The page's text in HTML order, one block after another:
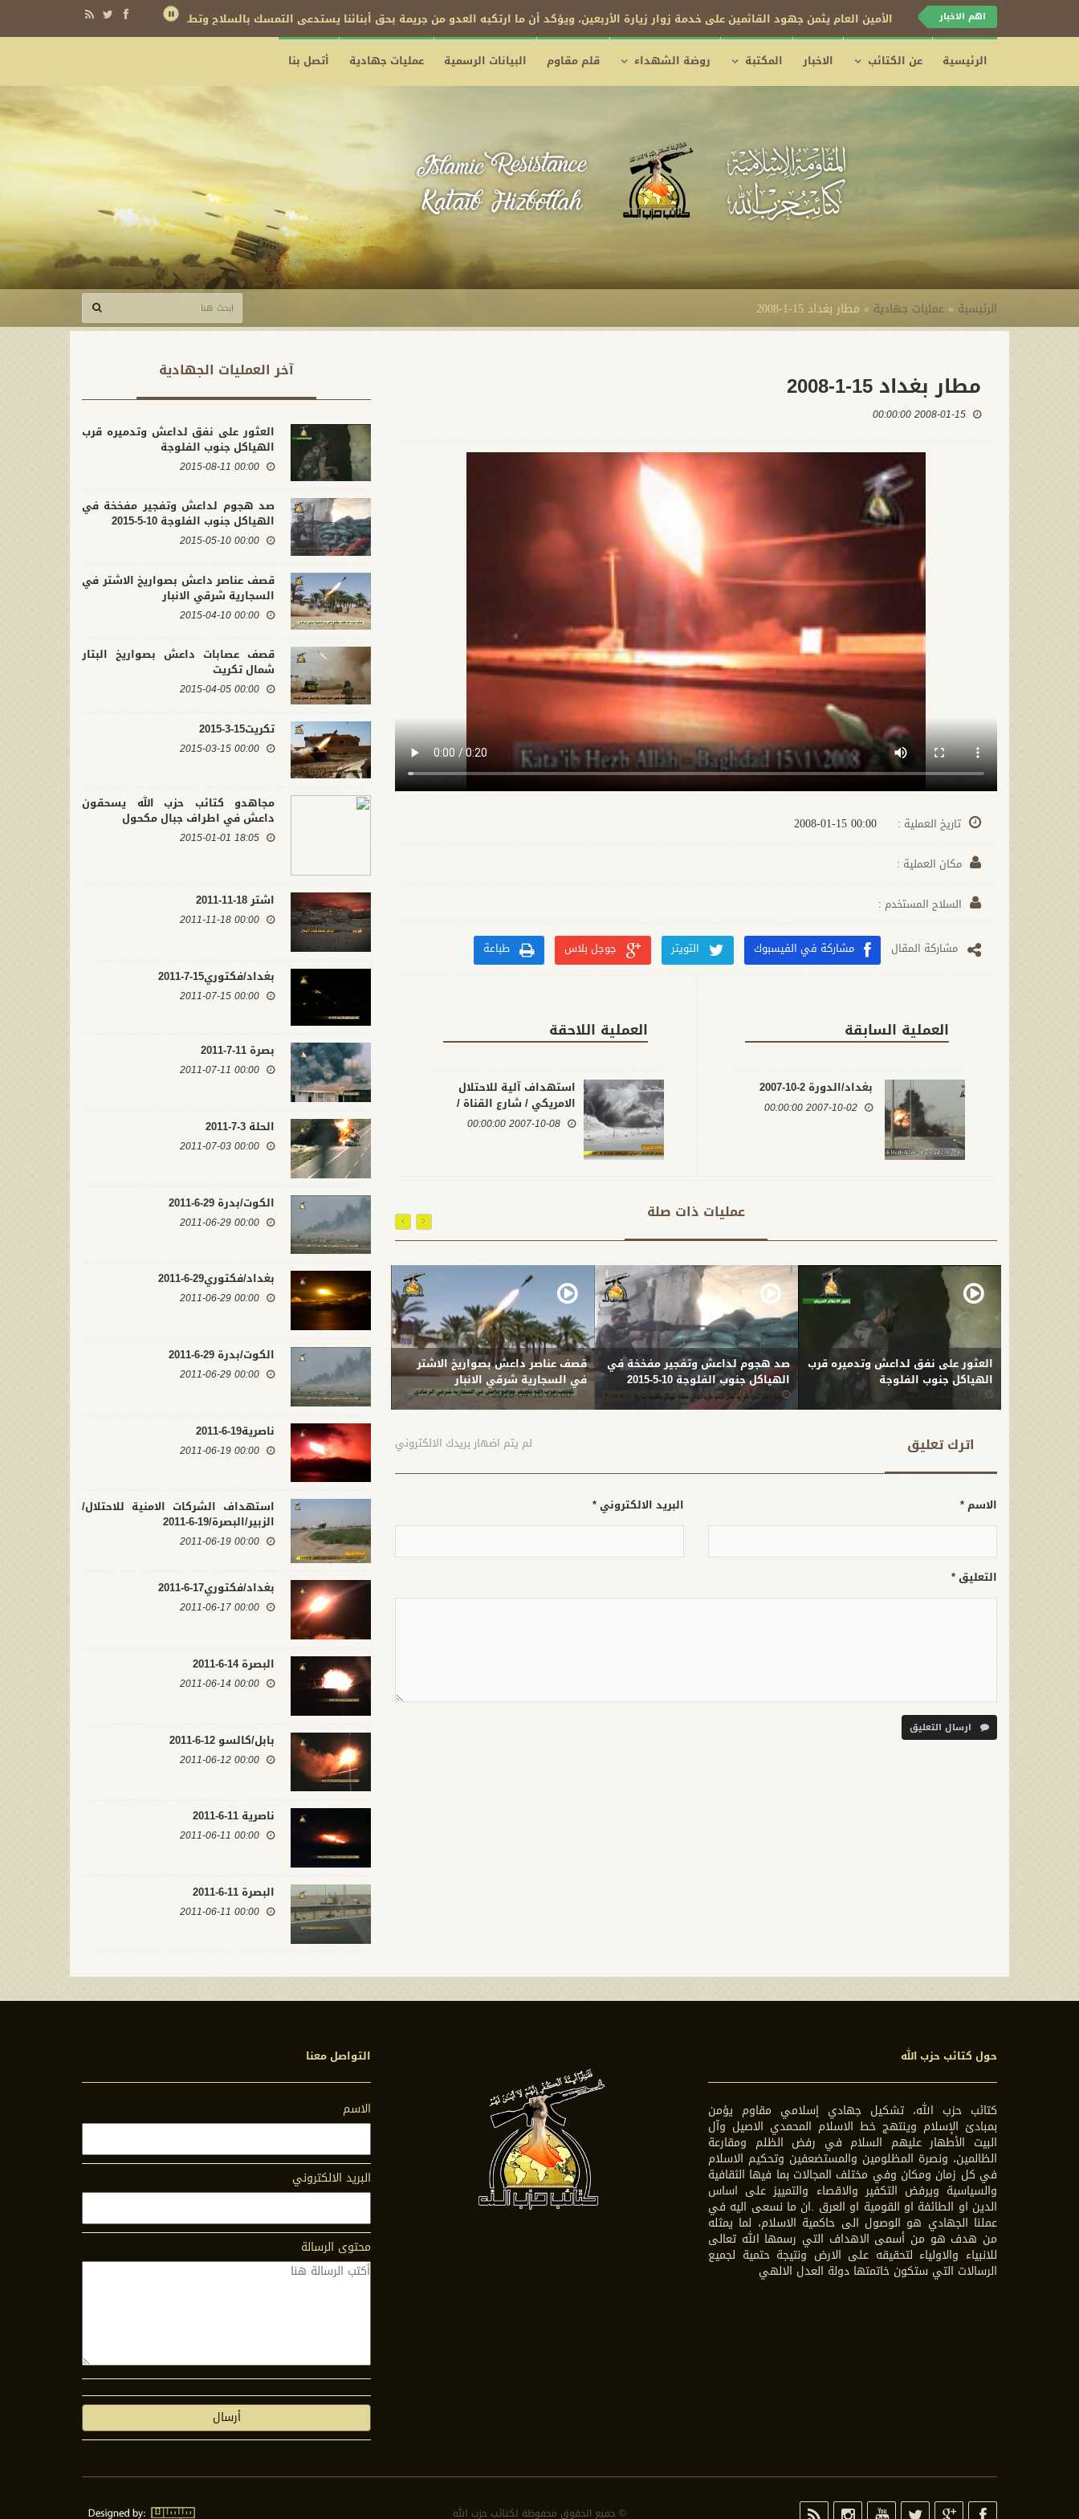
اهم الاخبار الأمين العام يثمن جهود القائمين على خدمة زوار زيارة الأربعين، ويؤكد أن ما ارتكبه العدو من جريمة بحق أبنائنا يستدعي التمسك بالسلاح وتطويره لردع كل من يريد بنا شراً
الرئيسية عن الكتائب الاخبار المكتبة روضة الشهداء قلم مقاوم البيانات الرسمية عمليات جهادية أتصل بنا
الرئيسية » عمليات جهادية » مطار بغداد 15-1-2008
مطار بغداد 15-1-2008
2008-01-15 00:00:00
تاريخ العملية :
مكان العملية :
السلاح المستخدم :
مشارکة المقال مشاركة في الفيسبوك التويتر جوجل بلاس طباعة
العملية السابقة
بغداد/الدورة 2-10-2007
2007-10-02 00:00:00
العملية اللاحقة
استهداف آلية للاحتلال
الامريكي / شارع القناة /
بغداد / 8 - 10 -2007
2007-10-08 00:00:00
عمليات ذات صلة
العثور على نفق لداعش وتدميره قرب
الهياكل جنوب الفلوجة
00:00 2015-08-11
صد هجوم لداعش وتفجير مفخخة في
الهياكل جنوب الفلوجة 10-5-2015
00:00 2015-05-10
قصف عناصر داعش بصواريخ الاشتر
في السجارية شرقي الانبار
00:00 2015-04-10
قصف عصابات داعش بصواريخ البتار
شمال تكريت
00:00 2015-04-05
تكريت15-3-2015
اترك تعلیق لم يتم اضهار بريدك الالكتروني
الاسم * البريد الالكتروني *
التعليق *
ارسال التعليق
آخر العملیات الجهادية
العثور على نفق لداعش وتدميره قرب
الهياكل جنوب الفلوجة
00:00 2015-08-11
صد هجوم لداعش وتفجير مفخخة في
الهياكل جنوب الفلوجة 10-5-2015
00:00 2015-05-10
قصف عناصر داعش بصواريخ الاشتر في
السجارية شرقي الانبار
00:00 2015-04-10
قصف عصابات داعش بصواريخ البتار
شمال تكريت
00:00 2015-04-05
تكريت15-3-2015
00:00 2015-03-15
مجاهدو كتائب حزب الله يسحقون
داعش في اطراف جبال مكحول
18:05 2015-01-01
اشتر 18-11-2011
00:00 2011-11-18
بغداد/فكتوري15-7-2011
00:00 2011-07-15
بصرة 11-7-2011
00:00 2011-07-11
الحلة 3-7-2011
00:00 2011-07-03
الكوت/بدرة 29-6-2011
00:00 2011-06-29
بغداد/فكتوري29-6-2011
00:00 2011-06-29
الكوت/بدرة 29-6-2011
00:00 2011-06-29
ناصرية19-6-2011
00:00 2011-06-19
استهداف الشركات الامنية للاحتلال/
الزبير/البصرة/19-6-2011
00:00 2011-06-19
بغداد/فكتوري17-6-2011
00:00 2011-06-17
البصرة 14-6-2011
00:00 2011-06-14
بابل/كالسو 12-6-2011
00:00 2011-06-12
ناصرية 11-6-2011
00:00 2011-06-11
البصرة 11-6-2011
00:00 2011-06-11
حول كتائب حزب الله
كتائب حزب الله، تشكيل جهادي إسلامي مقاوم يؤمن
بمبادئ الإسلام وينتهج خط الاسلام المحمدي الاصيل وآل
البيت الأطهار عليهم السلام في رفض الظلم ومقارعة
الظالمين، ونصرة المظلومين والمستضعفين وتحكيم الاسلام
في كل زمان ومكان وفي مختلف المجالات بما فيها الثقافية
والسياسية ويرفض التكفير والاقصاء والتمييز على اساس
الدين او الطائفة او القومية او العرق .ان ما نسعى اليه في
عملنا الجهادي هو الوصول الى حاكمية الاسلام، لما يمثله
من هدف هو من أسمى الاهداف التي رسمها الله تعالى
للانبياء والاولياء لتحقيقه على الارض ونتيجة حتمية لجميع
الرسالات التي ستكون خاتمتها دولة العدل الالهي
التواصل معنا
الاسم
البريد الالكتروني
محتوى الرسالة
© جمیع الحقوق محفوظة لكتائب حزب الله